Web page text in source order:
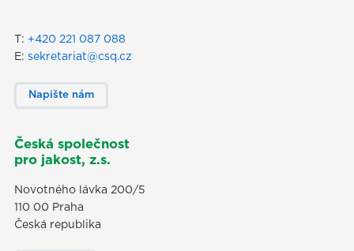
T: +420 221 087 088
E: sekretariat@csq.cz
Napište nám
Česká společnost
pro jakost, z.s.
Novotného lávka 200/5
110 00 Praha
Česká republika